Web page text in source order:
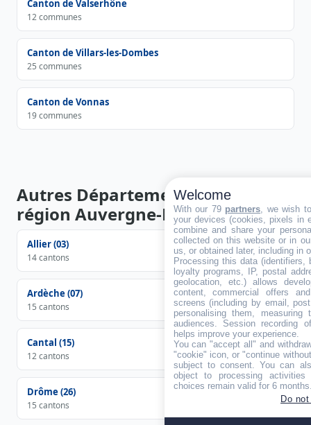
Canton de Valserhône
12 communes
Canton de Villars-les-Dombes
25 communes
Canton de Vonnas
19 communes
Autres Départements de la
région Auvergne-Rhône-Alpes
Allier (03)
14 cantons
Ardèche (07)
15 cantons
Cantal (15)
12 cantons
Drôme (26)
15 cantons
Welcome
With our 79 partners, we wish
your devices (cookies, pixels in
combine and share your
collected on this website or in
us, or obtained later, including in
Processing this data (identifiers,
loyalty programs, IP, postal
geolocation, etc.) allows
content, commercial offers
screens (including by email,
personalising them, measuring
audiences. Session recording
helps improve your experience.
You can "accept all" and
"cookie" icon, or "continue
subject to consent. You can
object to processing
choices remain valid for 6
Do